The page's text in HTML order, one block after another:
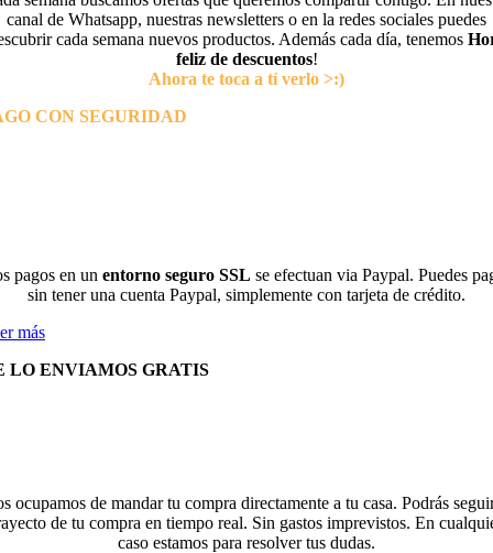
canal de Whatsapp, nuestras newsletters o en la redes sociales puedes
cada semana nuevos productos. Además cada día, tenemos
feliz de descuentos!
Ahora te toca a tí verlo >:)
CON SEGURIDAD
pagos en un entorno seguro SSL se efectuan via Paypal. Puedes
sin tener una cuenta Paypal, simplemente con tarjeta de crédito.
más
LO ENVIAMOS GRATIS
ocupamos de mandar tu compra directamente a tu casa. Podrás
de tu compra en tiempo real. Sin gastos imprevistos. En
caso estamos para resolver tus dudas.